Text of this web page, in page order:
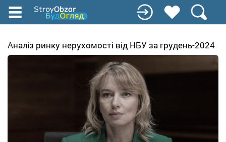
Перейти
до
вмісту
Аналіз ринку нерухомості від НБУ за грудень-2024